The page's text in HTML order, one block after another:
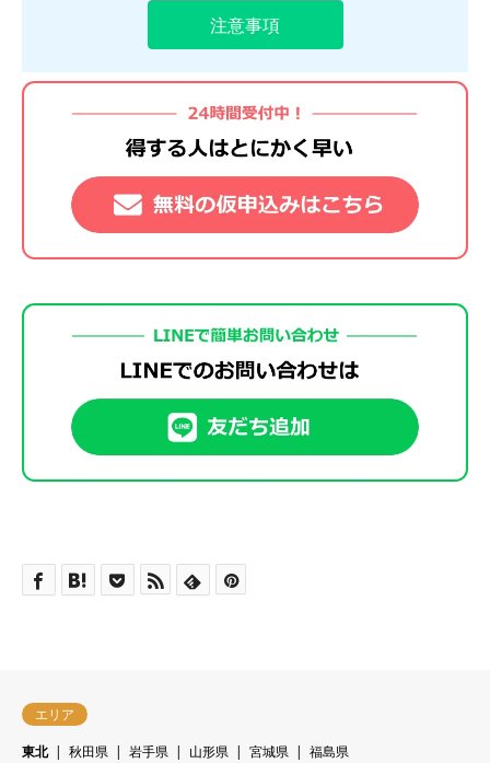
注意事項
エリア
東北
秋田県 岩手県 山形県 宮城県
福島県